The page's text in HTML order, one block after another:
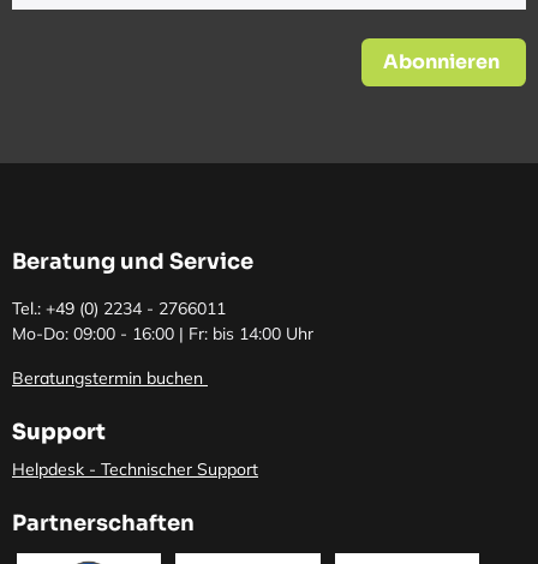
Abonnieren
Beratung und Service
Tel.: +49 (0) 2234 - 2766011
Mo-Do: 09:00 - 16:00 | Fr: bis 14:00 Uhr
Beratungstermin buchen
Support
Helpdesk - Technischer Support
Partnerschaften